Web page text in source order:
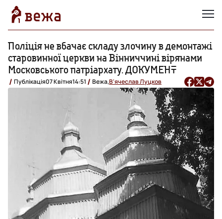
Поліція не вбачає складу злочину в демонтажі
старовинної церкви на Вінниччині вірянами
Московського патріархату. ДОКУМЕНТ
Публікація07 Квітня14:51 Вежа,В'ячеслав Луцков